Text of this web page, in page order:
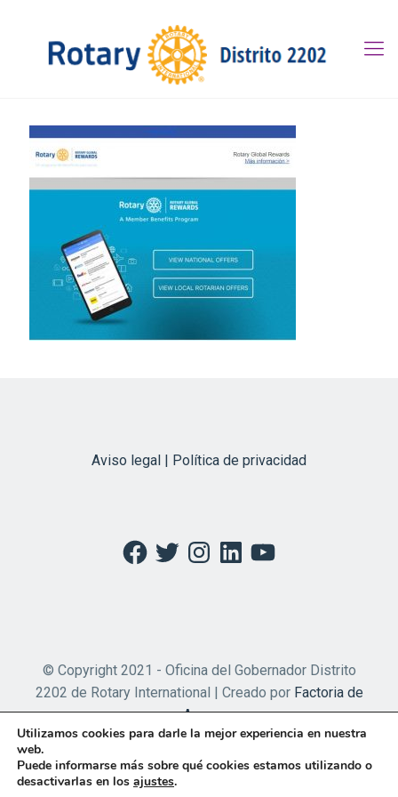
Aviso legal | Política de privacidad
Facebook
TwitterInstagramLinkedInYouTube
© Copyright 2021 - Oficina del Gobernador Distrito
2202 de Rotary International | Creado por Factoria de
Apps
Utilizamos cookies para darle la mejor experiencia en nuestra
web.
Puede informarse más sobre qué cookies estamos utilizando o
desactivarlas en los ajustes.